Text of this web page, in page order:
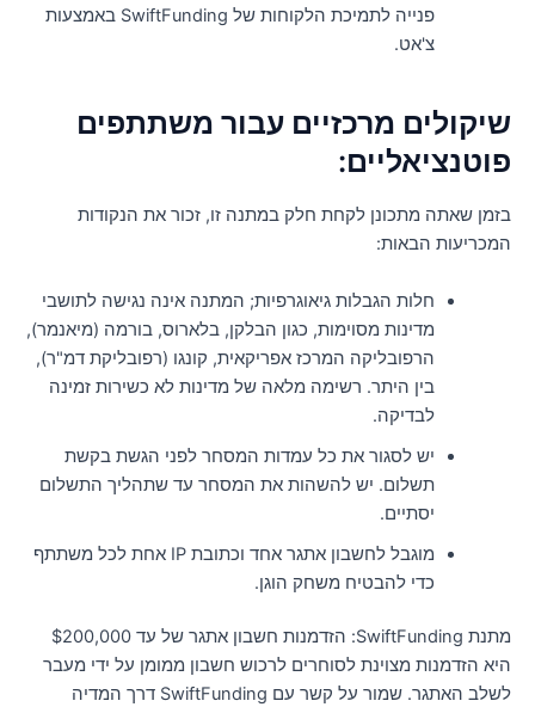
פנייה לתמיכת הלקוחות של SwiftFunding באמצעות
צ'אט.
מרכזיים עבור משתתפים
שאתה מתכונן לקחת חלק במתנה זו, זכור את הנקודות
הבאות:
חלות הגבלות גיאוגרפיות; המתנה אינה נגישה לתושבי
מדינות מסוימות, כגון הבלקן, בלארוס, בורמה (מיאנמר),
הרפובליקה המרכז אפריקאית, קונגו (רפובליקת דמ"ר),
בין היתר. רשימה מלאה של מדינות לא כשירות זמינה
לבדיקה.
יש לסגור את כל עמדות המסחר לפני הגשת בקשת
תשלום. יש להשהות את המסחר עד שתהליך התשלום
יסתיים.
מוגבל לחשבון אתגר אחד וכתובת IP אחת לכל משתתף
כדי להבטיח משחק הוגן.
מתנת SwiftFunding: הזדמנות חשבון אתגר של עד $200,000
הזדמנות מצוינת לסוחרים לרכוש חשבון ממומן על ידי מעבר
לשלב האתגר. שמור על קשר עם SwiftFunding דרך המדיה